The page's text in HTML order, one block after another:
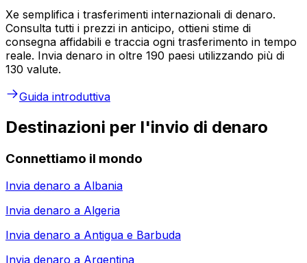
Xe semplifica i trasferimenti internazionali di denaro.
Consulta tutti i prezzi in anticipo, ottieni stime di
consegna affidabili e traccia ogni trasferimento in tempo
reale. Invia denaro in oltre 190 paesi utilizzando più di
130 valute.
Guida introduttiva
Destinazioni per l'invio di denaro
Connettiamo il mondo
Invia denaro a Albania
Invia denaro a Algeria
Invia denaro a Antigua e Barbuda
Invia denaro a Argentina